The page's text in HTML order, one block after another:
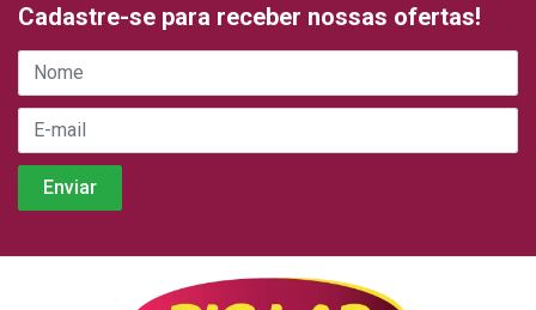
Cadastre-se para receber nossas ofertas!